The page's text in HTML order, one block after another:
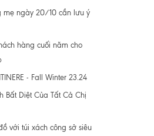
mẹ ngày 20/10 cần lưu ý
hàng cuối năm cho
- Fall Winter 23.24
Bất Diệt Của Tất Cả Chị
với túi xách công sở siêu